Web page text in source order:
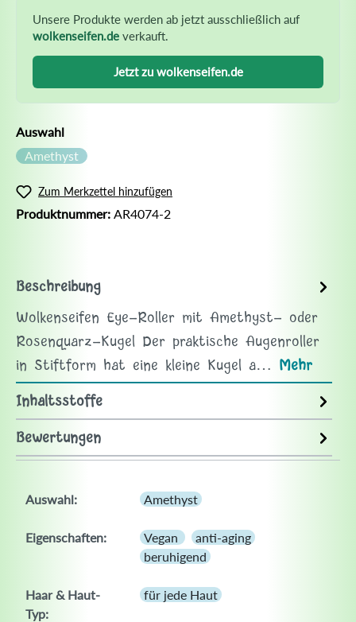
Unsere Produkte werden ab jetzt ausschließlich auf
wolkenseifen.de verkauft.
Jetzt zu wolkenseifen.de
Auswahl
Amethyst
Zum Merkzettel hinzufügen
Produktnummer: AR4074-2
Beschreibung
Wolkenseifen Eye-Roller mit Amethyst- oder
Rosenquarz-Kugel Der praktische Augenroller
in Stiftform hat eine kleine Kugel a… Mehr
Inhaltsstoffe
Bewertungen
Auswahl: Amethyst
Eigenschaften: Vegan
anti-aging
beruhigend
Haar & Haut-
Typ:
für jede Haut